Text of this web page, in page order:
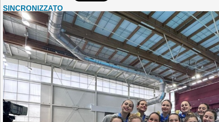
SINCRONIZZATO